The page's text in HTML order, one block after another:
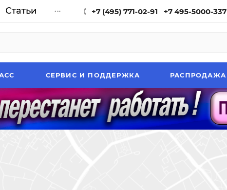
Статьи ... +7 (495) 771-02-91 +7 495-5000-337
СЕРВИС И ПОДДЕРЖКА РАСПРОДАЖА